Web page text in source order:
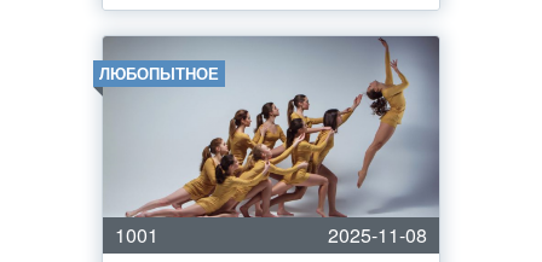
ЛЮБОПЫТНОЕ
1001
2025-11-08